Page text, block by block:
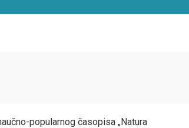
popularnog časopisa „Natura